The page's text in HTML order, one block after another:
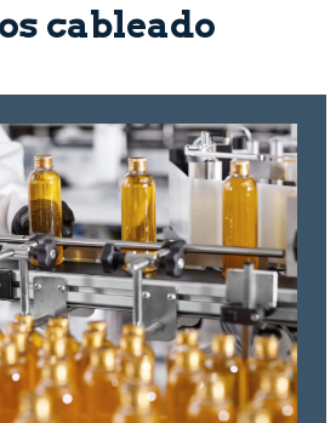
cableado